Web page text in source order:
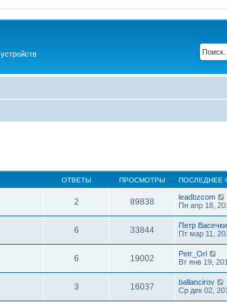
ОТВЕТЫ ПРОСМОТРЫ ПОСЛЕДНЕЕ
2 89838
leadbzcom
Пн апр 18,
6 33844
Петр
Пт мар 11,
6 19002
Petr_Orl
Вт янв 19,
3 16037
ballancirov
Ср дек 02,